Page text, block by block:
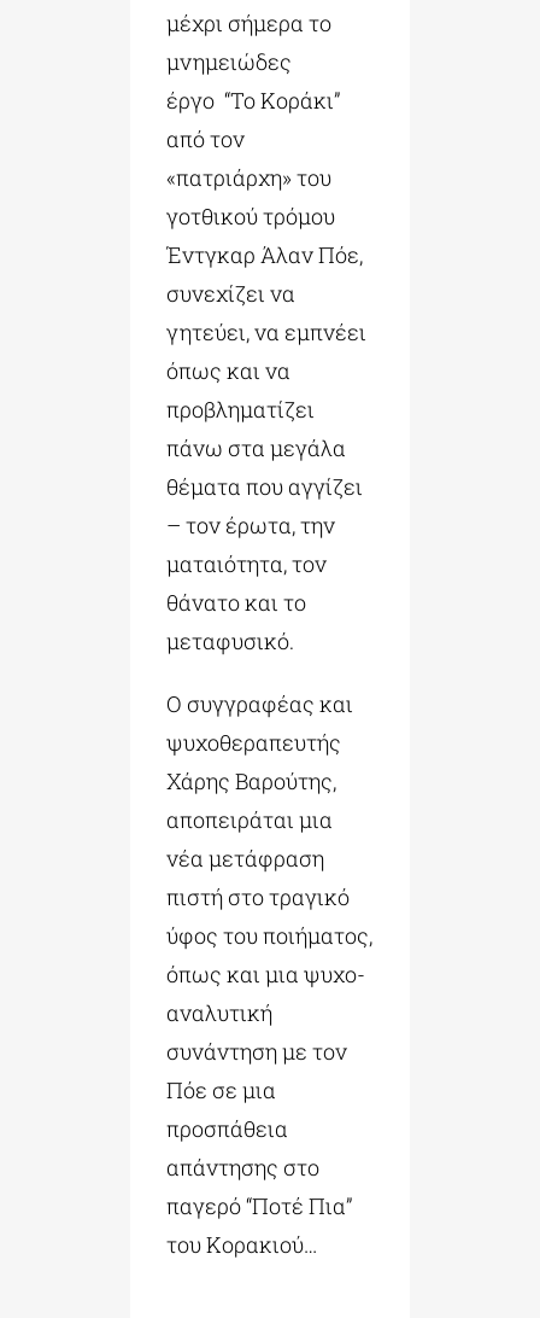
μέχρι σήμερα το
μνημειώδες
έργο “Το Κοράκι”
από τον
«πατριάρχη» του
γοτθικού τρόμου
Έντγκαρ Άλαν Πόε,
συνεχίζει να
γητεύει, να εμπνέει
όπως και να
προβληματίζει
πάνω στα μεγάλα
θέματα που αγγίζει
– τον έρωτα, την
ματαιότητα, τον
θάνατο και το
μεταφυσικό.
Ο συγγραφέας και
ψυχοθεραπευτής
Χάρης Βαρούτης,
αποπειράται μια
νέα μετάφραση
πιστή στο τραγικό
ύφος του ποιήματος,
όπως και μια ψυχο-
αναλυτική
συνάντηση με τον
Πόε σε μια
προσπάθεια
απάντησης στο
παγερό “Ποτέ Πια”
του Κορακιού…